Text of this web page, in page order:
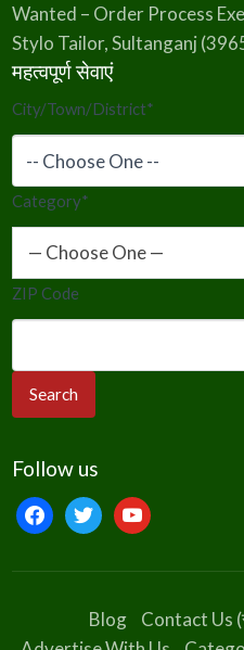
Wanted – Order Process
Stylo Tailor, Sultanganj
महत्वपूर्ण सेवाएं
City/Town/District*
Category*
— Choose One —
ZIP Code
Follow us
facebooktwitteryoutube
Blog Contact Us